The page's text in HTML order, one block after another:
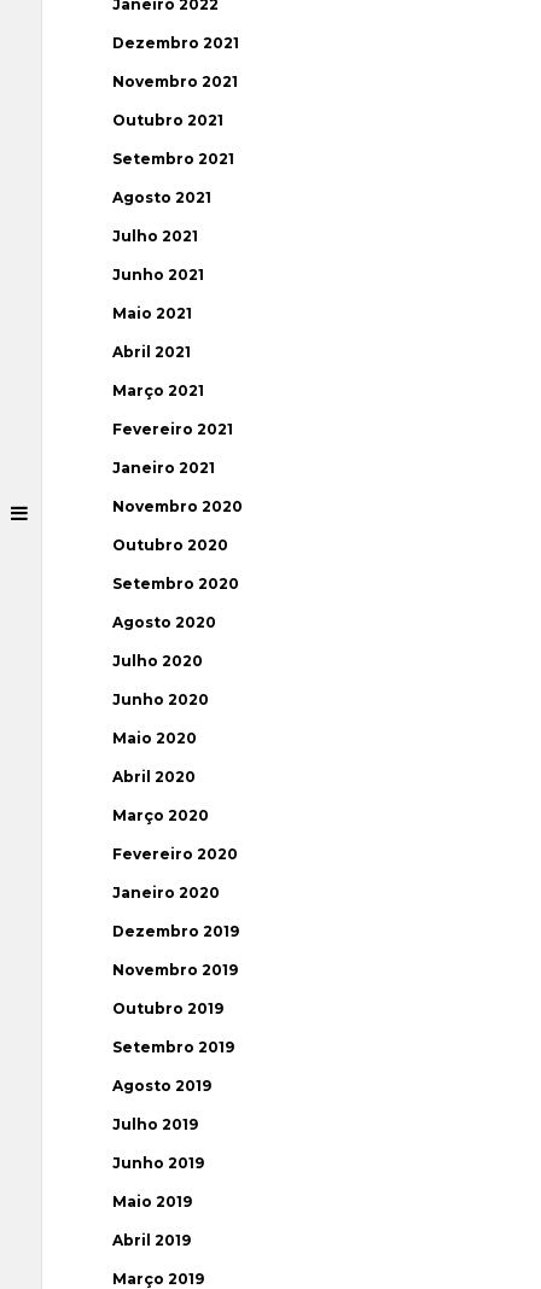
Janeiro 2022
Dezembro 2021
Novembro 2021
Outubro 2021
Setembro 2021
Agosto 2021
Julho 2021
Junho 2021
Maio 2021
Abril 2021
Março 2021
Fevereiro 2021
Janeiro 2021
Novembro 2020
Outubro 2020
Setembro 2020
Agosto 2020
Julho 2020
Junho 2020
Maio 2020
Abril 2020
Março 2020
Fevereiro 2020
Janeiro 2020
Dezembro 2019
Novembro 2019
Outubro 2019
Setembro 2019
Agosto 2019
Julho 2019
Junho 2019
Maio 2019
Abril 2019
Março 2019